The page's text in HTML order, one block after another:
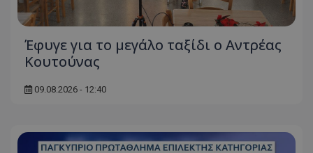
Έφυγε για το μεγάλο ταξίδι ο Αντρέας
Κουτούνας
09.08.2026 - 12:40